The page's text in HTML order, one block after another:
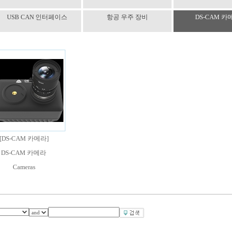
USB CAN 인터페이스 항공 우주 장비 DS-CAM 카
[DS-CAM 카메라]
DS-CAM 카메라
Cameras